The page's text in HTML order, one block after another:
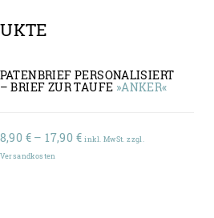
PATENBRIEF PERSONALISIERT
– BRIEF ZUR TAUFE »ANKER«
8,90 € –17,90 € inkl. MwSt. zzgl.
Versandkosten